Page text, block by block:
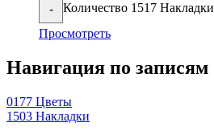
- Количество 1517 Накладки
Просмотреть
Навигация по записям
0177 Цветы
1503 Накладки